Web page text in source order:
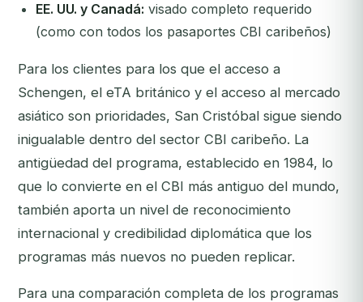
EE. UU. y Canadá: visado completo requerido
(como con todos los pasaportes CBI caribeños)
Para los clientes para los que el acceso a
Schengen, el eTA británico y el acceso al mercado
asiático son prioridades, San Cristóbal sigue siendo
inigualable dentro del sector CBI caribeño. La
antigüedad del programa, establecido en 1984, lo
que lo convierte en el CBI más antiguo del mundo,
también aporta un nivel de reconocimiento
internacional y credibilidad diplomática que los
programas más nuevos no pueden replicar.
Para una comparación completa de los programas